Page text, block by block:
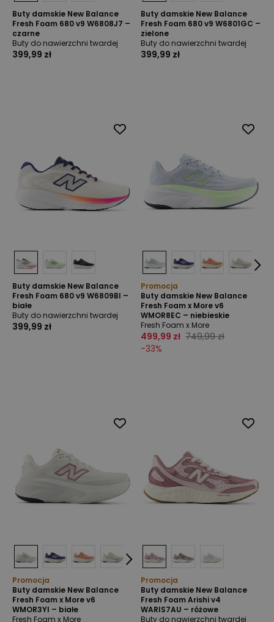
Buty damskie New Balance
Fresh Foam 680 v9 W6808J7 –
czarne
Buty do nawierzchni twardej
399,99 zł
Buty damskie New Balance
Fresh Foam 680 v9 W6801GC –
zielone
Buty do nawierzchni twardej
399,99 zł
Buty damskie New Balance
Fresh Foam 680 v9 W6809BI –
białe
Buty do nawierzchni twardej
399,99 zł
Promocja
Buty damskie New Balance
Fresh Foam x More v6
WMOR8EC – niebieskie
Fresh Foam x More
499,99 zł 749,99 zł
-33%
Promocja
Buty damskie New Balance
Fresh Foam x More v6
WMOR3YI – białe
Fresh Foam x More
Promocja
Buty damskie New Balance
Fresh Foam Arishi v4
WARIS7AU – różowe
Buty do nawierzchni twardej